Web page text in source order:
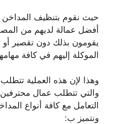
حيث نقوم بتنظيف
أفضل عمالة لديهم من
يقومون بذلك دون تقصير أو
الموكلة إليهم في كافة
وهذا لإن هذه العملية
والتي تتطلب عمال محترفين
التعامل مع كافة أنواع
ونتميز ب: